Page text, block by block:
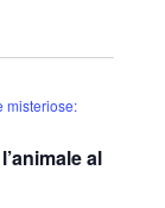
al
misteriose: